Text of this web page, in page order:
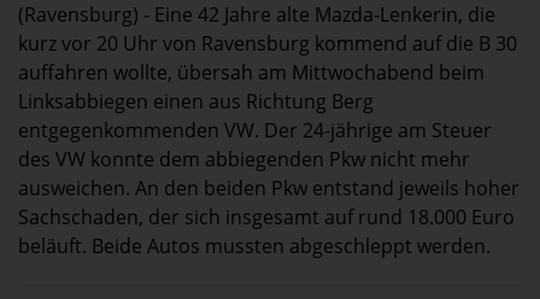
(Ravensburg) - Eine 42 Jahre alte Mazda-Lenkerin, die
kurz vor 20 Uhr von Ravensburg kommend auf die B 30
auffahren wollte, übersah am Mittwochabend beim
Linksabbiegen einen aus Richtung Berg
entgegenkommenden VW. Der 24-jährige am Steuer
des VW konnte dem abbiegenden Pkw nicht mehr
ausweichen. An den beiden Pkw entstand jeweils hoher
Sachschaden, der sich insgesamt auf rund 18.000 Euro
beläuft. Beide Autos mussten abgeschleppt werden.